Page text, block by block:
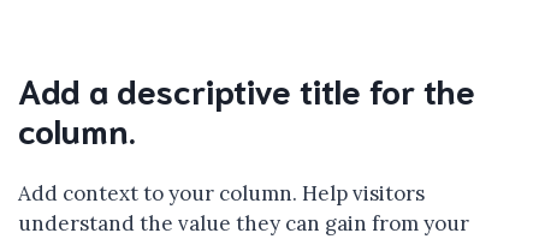
Add a descriptive title for the
column.
Add context to your column. Help visitors
understand the value they can gain from your